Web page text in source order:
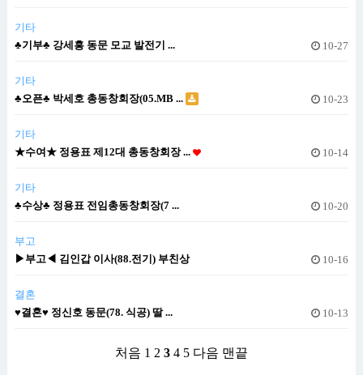
기타
♣기부♣ 강세흥 동문 모교 발전기 ...
10-27
기타
♣오픈♣ 박세호 총동창회장(05.MB ...
10-23
기타
★수여★ 정용표 제12대 총동창회장 ...
10-14
기타
♣수상♣ 정용표 전임총동창회장(7 ...
10-20
부고
▶부고◀ 김인갑 이사(88.전기) 부친상
10-16
결혼
♥결혼♥ 정신호 동문(78. 식공) 딸 ...
10-13
처음 1 2 3 4 5 다음 맨끝